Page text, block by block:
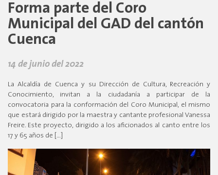
Forma parte del Coro
Municipal del GAD del cantón
Cuenca
14 de junio del 2022
La Alcaldía de Cuenca y su Dirección de Cultura, Recreación y
Conocimiento, invitan a la ciudadanía a participar de la
convocatoria para la conformación del Coro Municipal, el mismo
que estará dirigido por la maestra y cantante profesional Vanessa
Freire. Este proyecto, dirigido a los aficionados al canto entre los
17 y 65 años de […]